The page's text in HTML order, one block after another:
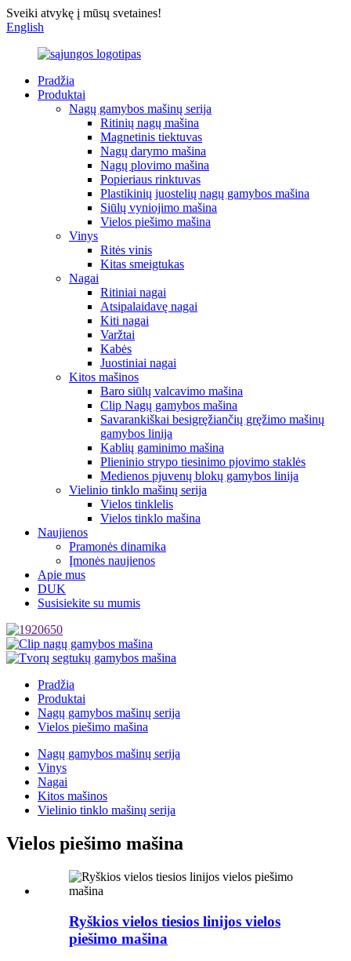
Sveiki atvykę į mūsų svetaines!
English
Pradžia
Produktai
Nagų gamybos mašinų serija
Ritinių nagų mašina
Magnetinis tiektuvas
Nagų darymo mašina
Nagų plovimo mašina
Popieriaus rinktuvas
Plastikinių juostelių nagų gamybos mašina
Siūlų vyniojimo mašina
Vielos piešimo mašina
Vinys
Ritės vinis
Kitas smeigtukas
Nagai
Ritiniai nagai
Atsipalaidavę nagai
Kiti nagai
Varžtai
Kabės
Juostiniai nagai
Kitos mašinos
Baro siūlų valcavimo mašina
Clip Nagų gamybos mašina
Savarankiškai besigręžiančių gręžimo mašinų
gamybos linija
Kablių gaminimo mašina
Plieninio strypo tiesinimo pjovimo staklės
Medienos pjuvenų blokų gamybos linija
Vielinio tinklo mašinų serija
Vielos tinklelis
Vielos tinklo mašina
Naujienos
Pramonės dinamika
Įmonės naujienos
Apie mus
DUK
Susisiekite su mumis
Pradžia
Produktai
Nagų gamybos mašinų serija
Vielos piešimo mašina
Nagų gamybos mašinų serija
Vinys
Nagai
Kitos mašinos
Vielinio tinklo mašinų serija
Vielos piešimo mašina
Ryškios vielos tiesios linijos vielos
piešimo mašina